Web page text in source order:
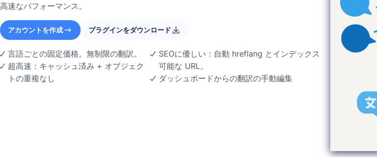
高速なパフォーマンス。
アカウントを作成 プラグインをダウンロード
言語ごとの固定価格。無制限の翻訳。
超高速：キャッシュ済み + オブジェク
トの重複なし
SEOに優しい：自動 hreflang とインデックス
可能な URL。
ダッシュボードからの翻訳の手動編集